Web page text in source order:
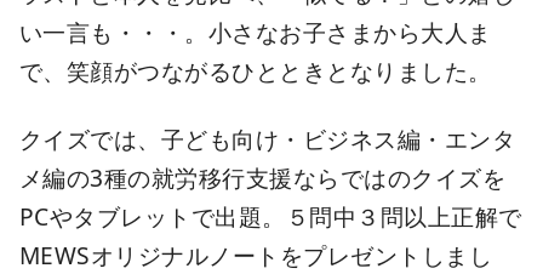
い一言も・・・。⼩さなお子さまから大人ま
で、笑顔がつながるひとときとなりました。
クイズでは、子ども向け・ビジネス編・エンタ
メ編の3種の就労移行支援ならではのクイズを
PCやタブレットで出題。５問中３問以上正解で
MEWSオリジナルノートをプレゼントしまし